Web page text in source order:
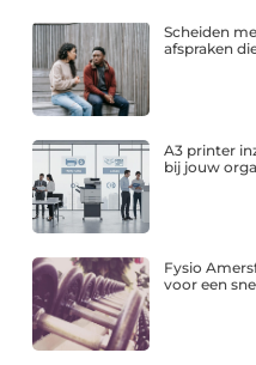
Scheiden
afspraken
A3 printer
bij jouw
Fysio
voor een